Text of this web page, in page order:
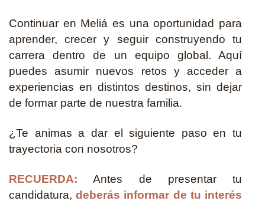
Continuar en Meliá es una oportunidad para
aprender, crecer y seguir construyendo tu
carrera dentro de un equipo global. Aquí
puedes asumir nuevos retos y acceder a
experiencias en distintos destinos, sin dejar
de formar parte de nuestra familia.
¿Te animas a dar el siguiente paso en tu
trayectoria con nosotros?
RECUERDA: Antes de presentar tu
candidatura,deberás informar de tu interés